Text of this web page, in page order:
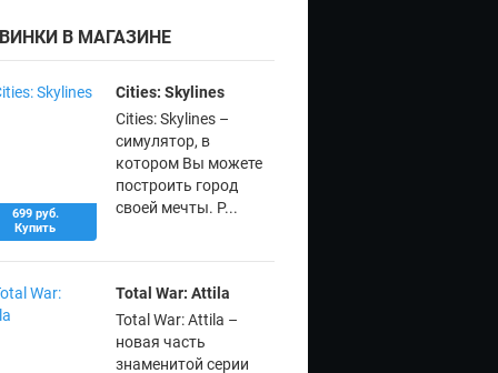
В МАГАЗИНЕ
699 руб.
Купить
Cities: Skylines
Cities: Skylines –
симулятор, в
котором Вы можете
построить город
своей мечты. Р...
Total War: Attila
Total War: Attila –
новая часть
знаменитой серии